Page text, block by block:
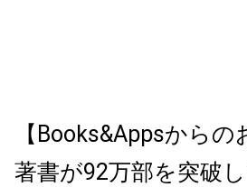
【Books&Appsからの
著書が92万部を突破